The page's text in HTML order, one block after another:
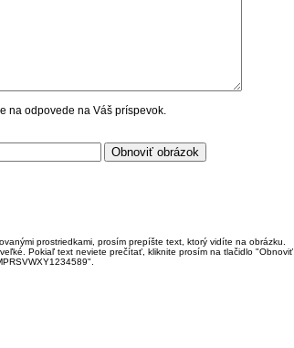
na odpovede na Váš príspevok.
prostriedkami, prosím prepíšte text, ktorý vidíte na obrázku.
Pokiaľ text neviete prečítať, kliknite prosím na tlačidlo "Obnoviť